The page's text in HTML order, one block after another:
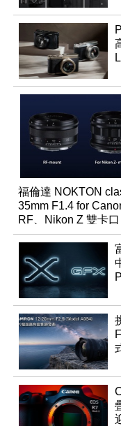
福倫達 NOKTON
35mm F1.4 for
RF、Nikon Z 雙卡口
同步登台